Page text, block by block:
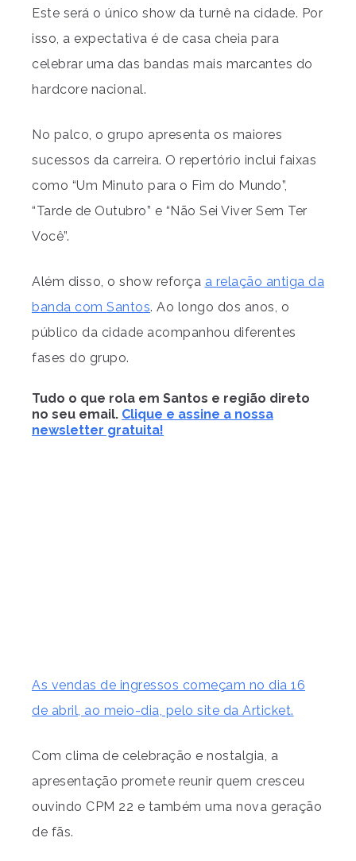
Este será o único show da turnê na cidade. Por
isso, a expectativa é de casa cheia para
celebrar uma das bandas mais marcantes do
hardcore nacional.
No palco, o grupo apresenta os maiores
sucessos da carreira. O repertório inclui faixas
como “Um Minuto para o Fim do Mundo”,
“Tarde de Outubro” e “Não Sei Viver Sem Ter
Você”.
Além disso, o show reforça a relação antiga da
banda com Santos. Ao longo dos anos, o
público da cidade acompanhou diferentes
fases do grupo.
Tudo o que rola em Santos e região direto
no seu email. Clique e assine a nossa
newsletter gratuita!
As vendas de ingressos começam no dia 16
de abril, ao meio-dia, pelo site da Articket.
Com clima de celebração e nostalgia, a
apresentação promete reunir quem cresceu
ouvindo CPM 22 e também uma nova geração
de fãs.